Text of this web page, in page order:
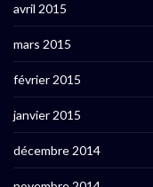
avril 2015
mars 2015
février 2015
janvier 2015
décembre 2014